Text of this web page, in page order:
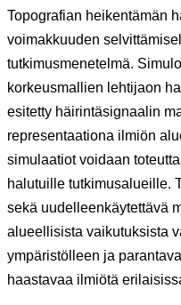
Topografian heikentämän
voimakkuuden
tutkimusmenetelmä.
korkeusmallien lehtijaon
esitetty häirintäsignaalin
representaationa ilmiön
simulaatiot voidaan
halutuille tutkimusalueille.
sekä uudelleenkäytettävä
alueellisista vaikutuksista
ympäristölleen ja
haastavaa ilmiötä